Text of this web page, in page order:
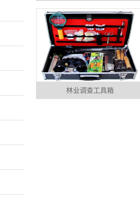
林业调查工具箱